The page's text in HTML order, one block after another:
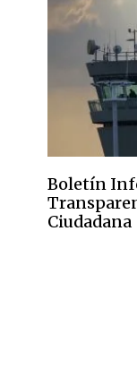
Boletín
Ciudadana